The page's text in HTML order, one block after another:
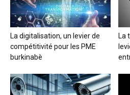
La digitalisation, un levier de
compétitivité pour les PME
burkinabè
La